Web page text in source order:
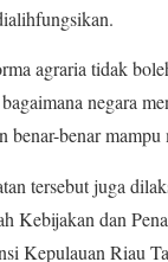
agraria tidak
negara
benar-benar
tersebut juga
Kebijakan dan
Kepulauan Riau